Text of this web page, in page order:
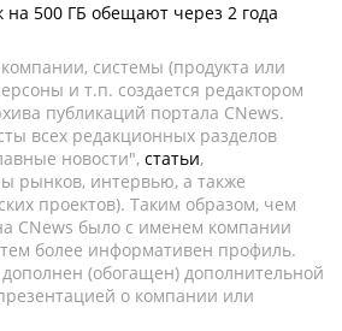
на 500 ГБ обещают через 2 года
системы (продукта или
и т.п. создается редактором
публикаций портала CNews.
всех редакционных разделов
новости", статьи,
рынков, интервью, а также
проектов). Таким образом, чем
CNews было с именем компании
тем более информативен профиль.
(обогащен) дополнительной
о компании или